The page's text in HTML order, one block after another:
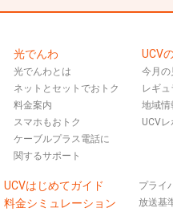
光でんわ
光でんわとは
ネットとセットでおトク
料金案内
スマホもおトク
ケーブルプラス電話に
関するサポート
UCV
今月の
レギュ
地域情
UCVレ
UCVはじめてガイド
料金シミュレーション
プライ
放送基